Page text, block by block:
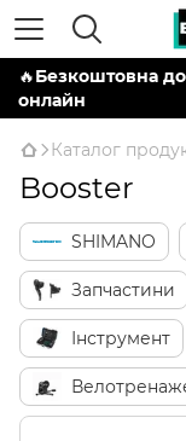
🔥Безкоштовна
онлайн
Каталог
Booster
SHIMANO
Запчастини
Інструмент